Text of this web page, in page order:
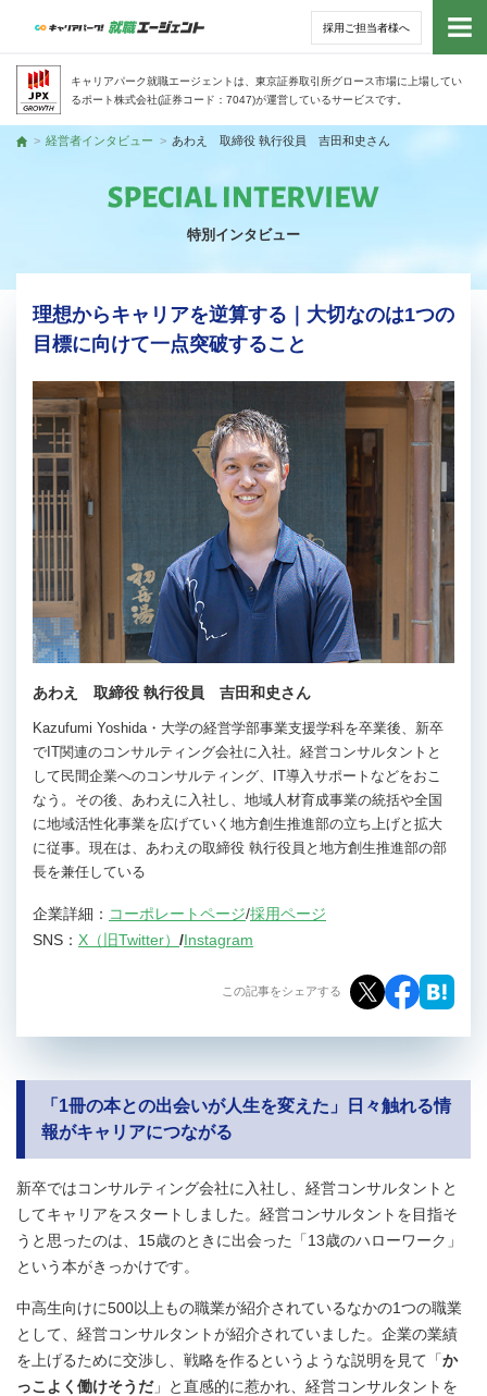
採用ご担当者様へ
キャリアパーク就職エージェントは、東京証券取引所グロース市場に上場してい
るポート株式会社(証券コード：7047)が運営しているサービスです。
トッ
トップ
経営者インタビュー あわえ 取締役 執行役員 吉田和史さん
特別インタビュー
理想からキャリアを逆算する｜大切なのは1つの
目標に向けて一点突破すること
あわえ 取締役 執行役員 吉田和史さん
Kazufumi Yoshida・大学の経営学部事業支援学科を卒業後、新卒
でIT関連のコンサルティング会社に入社。経営コンサルタントと
して民間企業へのコンサルティング、IT導入サポートなどをおこ
なう。その後、あわえに入社し、地域人材育成事業の統括や全国
に地域活性化事業を広げていく地方創生推進部の立ち上げと拡大
に従事。現在は、あわえの取締役 執行役員と地方創生推進部の部
長を兼任している
企業詳細： コーポレートページ/採用ページ
SNS： X（旧Twitter） /Instagram
この記事をシェアする
「1冊の本との出会いが人生を変えた」日々触れる情
報がキャリアにつながる
新卒ではコンサルティング会社に入社し、経営コンサルタントと
してキャリアをスタートしました。経営コンサルタントを目指そ
うと思ったのは、15歳のときに出会った「13歳のハローワーク」
という本がきっかけです。
中高生向けに500以上もの職業が紹介されているなかの1つの職業
として、経営コンサルタントが紹介されていました。企業の業績
を上げるために交渉し、戦略を作るというような説明を見て「か
っこよく働けそうだ」と直感的に惹かれ、経営コンサルタントを